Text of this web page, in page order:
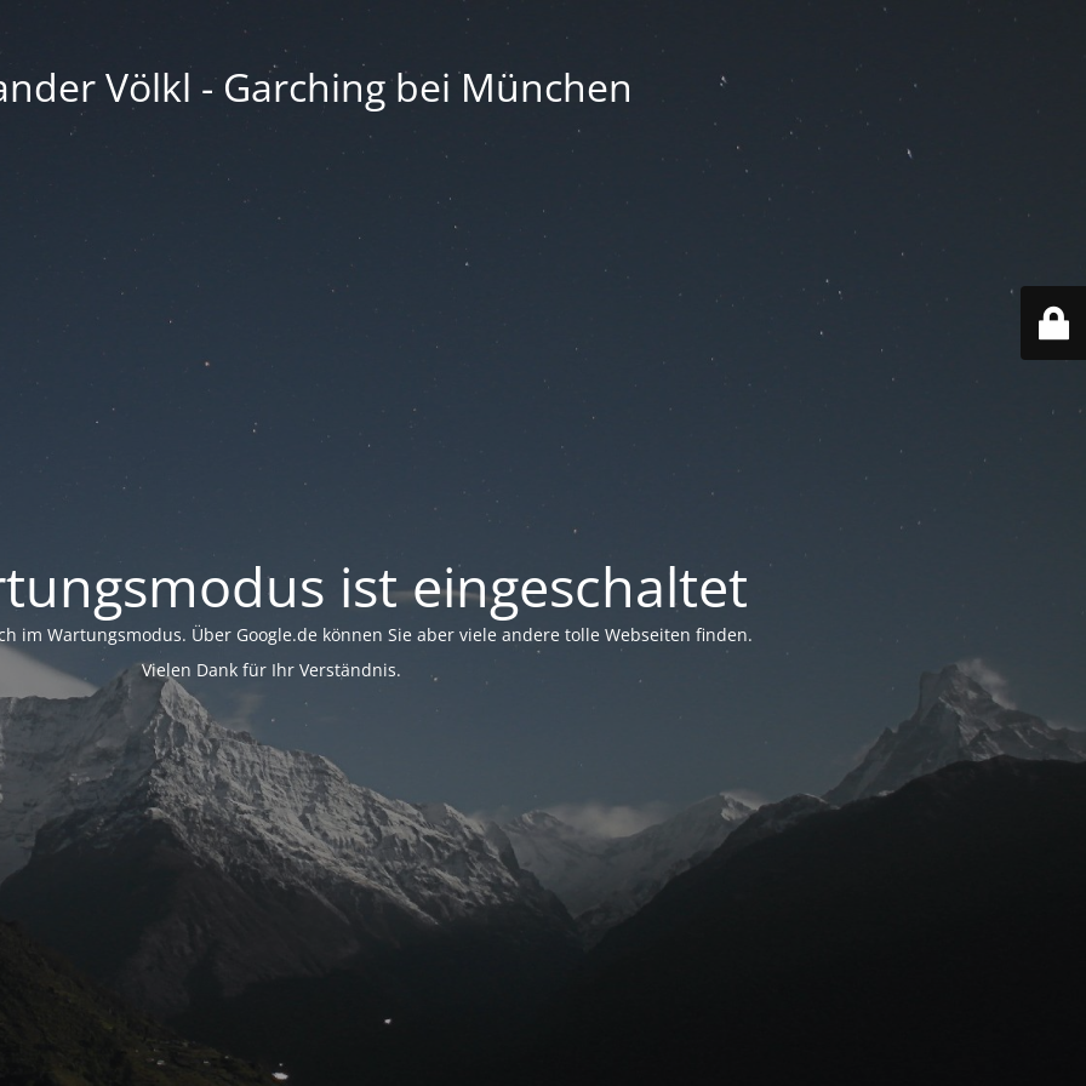
Völkl - Garching bei München
ist eingeschaltet
im Wartungsmodus. Über Google.de können Sie aber viele andere tolle Webseiten finden.
Vielen Dank für Ihr Verständnis.